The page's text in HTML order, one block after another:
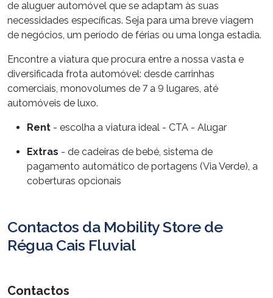
de aluguer automóvel que se adaptam às suas
necessidades específicas. Seja para uma breve viagem
de negócios, um período de férias ou uma longa estadia.
Encontre a viatura que procura entre a nossa vasta e
diversificada frota automóvel: desde carrinhas
comerciais, monovolumes de 7 a 9 lugares, até
automóveis de luxo.
Rent - escolha a viatura ideal - CTA - Alugar
Extras - de cadeiras de bebé, sistema de
pagamento automático de portagens (Via Verde), a
coberturas opcionais
Contactos da Mobility Store de
Régua Cais Fluvial
Contactos